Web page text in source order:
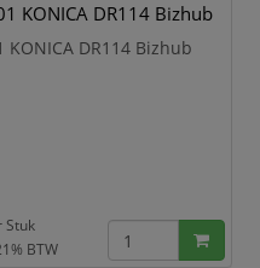
KONICA DR114 Bizhub
KONICA DR114 Bizhub
Stuk
BTW